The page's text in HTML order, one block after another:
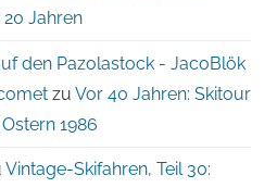
Jahren
den Pazolastock - JacoBlök
zu Vor 40 Jahren: Skitour
1986
Vintage-Skifahren, Teil 30: